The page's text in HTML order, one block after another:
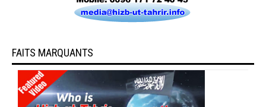
FAITS MARQUANTS